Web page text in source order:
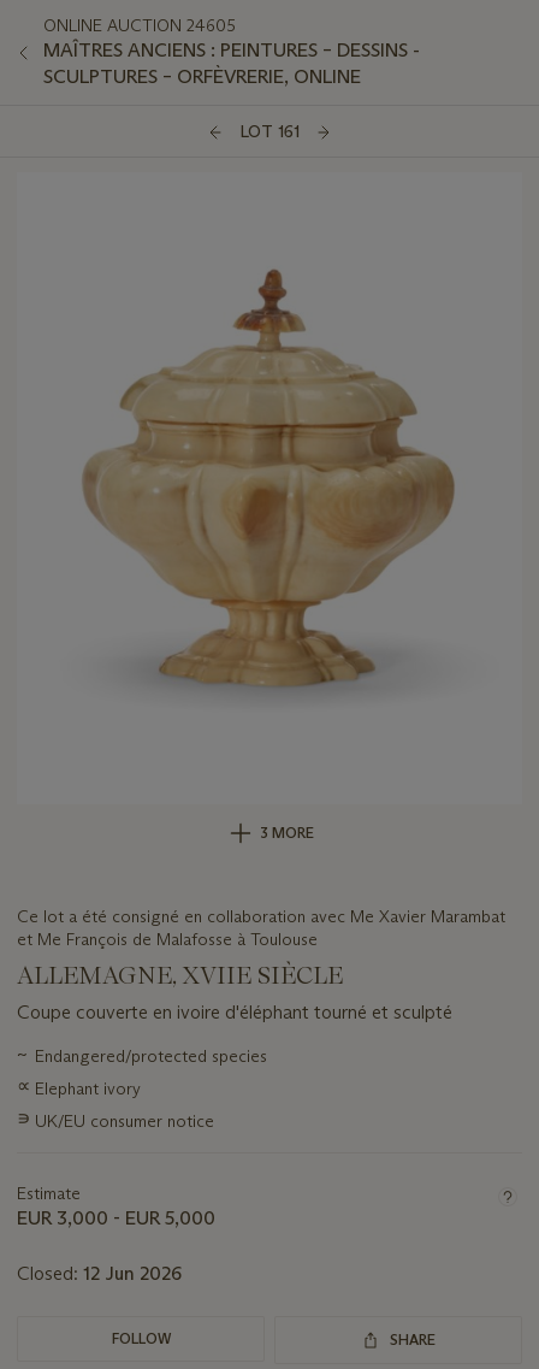
ONLINE AUCTION 24605
MAÎTRES ANCIENS : PEINTURES – DESSINS -
SCULPTURES – ORFÈVRERIE, ONLINE
LOT 161
3 MORE
Ce lot a été consigné en collaboration avec Me Xavier Marambat
et Me François de Malafosse à Toulouse
ALLEMAGNE, XVIIE SIÈCLE
Coupe couverte en ivoire d'éléphant tourné et sculpté
Important
information
about
this
~ Endangered/protected species
∝ Elephant ivory
∍ UK/EU consumer notice
Estimate
EUR 3,000 - EUR 5,000
Closed: 12 Jun 2026
FOLLOW SHARE